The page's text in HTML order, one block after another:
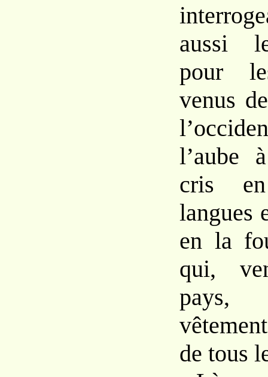
aussi
pour
venus
l’aube
cris
langues
en la
qui,
pays,
de tous